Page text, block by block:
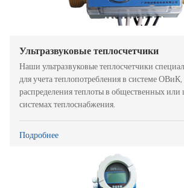
Ультразвуковые теплосчетчики
Наши ультразвуковые теплосчетчики
для учета теплопотребления в системе ОВиК,
распределения теплоты в общественных
системах теплоснабжения.
Подробнее